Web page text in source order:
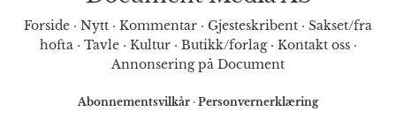
Forside · Nytt · Kommentar · Gjesteskribent · Sakset/fra
hofta· Tavle· Kultur· Butikk/forlag· Kontakt oss·
Annonsering på Document
Abonnementsvilkår · Personvernerklæring